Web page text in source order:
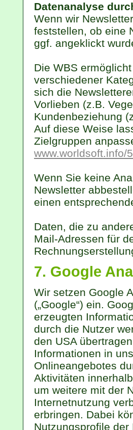
Datenanalyse
Wenn wir
feststellen, ob eine
ggf. angeklickt
Die WBS
verschiedener
sich die
Vorlieben (z.B.
Kundenbeziehung
Auf diese Weise
Zielgruppen
www.worldsoft.info/
Wenn Sie keine
Newsletter
einen
Daten, die zu
Mail-Adressen für
7. Google
Wir setzen Google
(„Google“) ein.
erzeugten
durch die Nutzer
den USA
Informationen in
Onlineangebotes
Aktivitäten
um weitere mit der
Internetnutzung
erbringen. Dabei
Nutzungsprofile